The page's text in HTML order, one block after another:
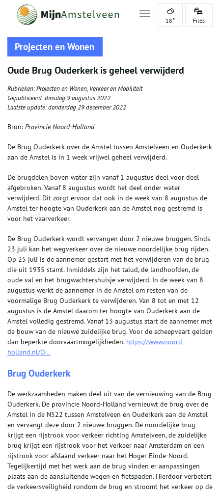
Toggle navigation
18° Files
Projecten en Wonen
Oude Brug Ouderkerk is geheel verwijderd
Rubrieken:Projecten en Wonen, Verkeer en Mobiliteit
Gepubliceerd:dinsdag 9 augustus 2022
Laatste update:donderdag 29 december 2022
Bron: Provincie Noord-Holland
De Brug Ouderkerk over de Amstel tussen Amstelveen en Ouderkerk
aan de Amstel is in 1 week vrijwel geheel verwijderd.
De brugdelen boven water zijn vanaf 1 augustus deel voor deel
afgebroken. Vanaf 8 augustus wordt het deel onder water
verwijderd. Dit zorgt ervoor dat ook in de week van 8 augustus de
Amstel ter hoogte van Ouderkerk aan de Amstel nog gestremd is
voor het vaarverkeer.
De Brug Ouderkerk wordt vervangen door 2 nieuwe bruggen. Sinds
23 juli kan het wegverkeer over de nieuwe noordelijke brug rijden.
Op 25 juli is de aannemer gestart met het verwijderen van de brug
die uit 1935 stamt. Inmiddels zijn het talud, de landhoofden, de
oude val en het brugwachtershuisje verwijderd. In de week van 8
augustus werkt de aannemer in de Amstel om resten van de
voormalige Brug Ouderkerk te verwijderen. Van 8 tot en met 12
augustus is de Amstel daarom ter hoogte van Ouderkerk aan de
Amstel volledig gestremd. Vanaf 13 augustus start de aannemer met
de bouw van de nieuwe zuidelijke brug. Voor de scheepvaart gelden
dan beperkte doorvaartmogelijkheden. https://www.noord-
holland.nl/O...
Brug Ouderkerk
De werkzaamheden maken deel uit van de vernieuwing van de Brug
Ouderkerk. De provincie Noord-Holland vernieuwt de brug over de
Amstel in de N522 tussen Amstelveen en Ouderkerk aan de Amstel
en vervangt deze door 2 nieuwe bruggen. De noordelijke brug
krijgt een rijstrook voor verkeer richting Amstelveen, de zuidelijke
brug krijgt een rijstrook voor het verkeer naar Amsterdam en een
rijstrook voor afslaand verkeer naar het Hoger Einde-Noord.
Tegelijkertijd met het werk aan de brug vinden er aanpassingen
plaats aan de aansluitende wegen en fietspaden. Hierdoor verbetert
de verkeersveiligheid rondom de brug en stroomt het verkeer op de